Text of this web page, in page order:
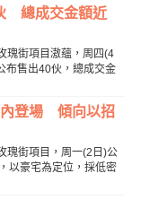
總成交金額近
瑰街項目滶蘊，周四(4
布售出40伙，總成交金
內登場 傾向以招
瑰街項目，周一(2日)公
以豪宅為定位，採低密